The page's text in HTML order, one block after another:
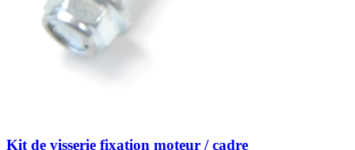
Kit de visserie fixation moteur / cadre